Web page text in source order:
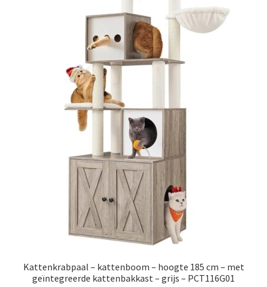
Kattenkrabpaal – kattenboom – hoogte 185 cm – met
geïntegreerde kattenbakkast – grijs – PCT116G01